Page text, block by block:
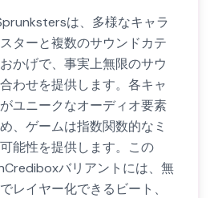
は、多様なキャラ
ターと複数のサウンドカテ
かげで、事実上無限のサウ
わせを提供します。各キャ
ユニークなオーディオ要素
、ゲームは指数関数的なミ
能性を提供します。この
バリアントには、無
レイヤー化できるビート、